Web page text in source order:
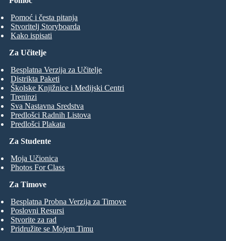
Pomoć i česta pitanja
Stvoritelj Storyboarda
Kako ispisati
Za Studente
Moja Učionica
Photos For Class
Za Učitelje
Besplatna Verzija za Učitelje
Distrikta Paketi
Školske Knjižnice i Medijski Centri
Treninzi
Sva Nastavna Sredstva
Predlošci Radnih Listova
Predlošci Plakata
Za Timove
Besplatna Probna Verzija za Timove
Poslovni Resursi
Stvorite za rad
Pridružite se Mojem Timu